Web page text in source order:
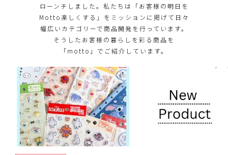
ローンチしました。私たちは「お客様の明日を
Motto楽しくする」をミッションに掲げて日々
幅広いカテゴリーで商品開発を行っています。
そうしたお客様の暮らしを彩る商品を
「motto」でご紹介しています。